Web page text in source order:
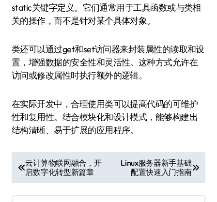
static关键字定义。它们通常用于工具函数或与类相
关的操作，而不是针对某个具体对象。
类还可以通过get和set访问器来封装属性的读取和设
置，增强数据的安全性和灵活性。这种方式允许在
访问或修改属性时执行额外的逻辑。
在实际开发中，合理使用类可以提高代码的可维护
性和复用性。结合模块化和设计模式，能够构建出
结构清晰、易于扩展的应用程序。
章
导
云计算物联网融合，开
启数字化转型新篇章
Linux服务器新手基础
配置快速入门指南